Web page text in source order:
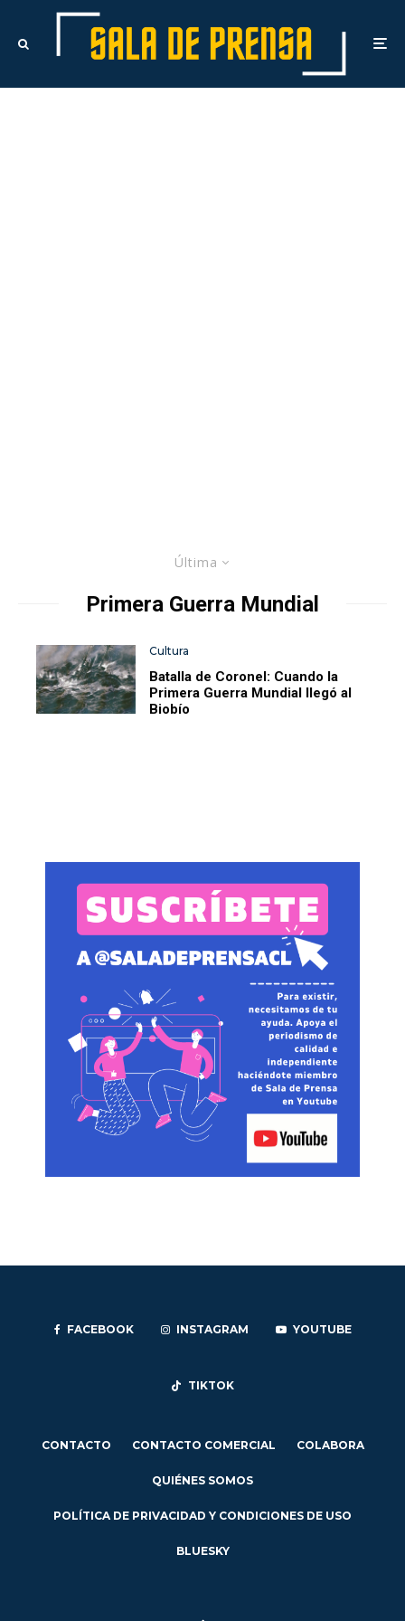
Última
Primera Guerra Mundial
Cultura
Batalla de Coronel: Cuando la
Primera Guerra Mundial llegó al
Biobío
FACEBOOK INSTAGRAM YOUTUBE
TIKTOK
CONTACTO CONTACTO COMERCIAL COLABORA
QUIÉNES SOMOS
POLÍTICA DE PRIVACIDAD Y CONDICIONES DE USO
BLUESKY